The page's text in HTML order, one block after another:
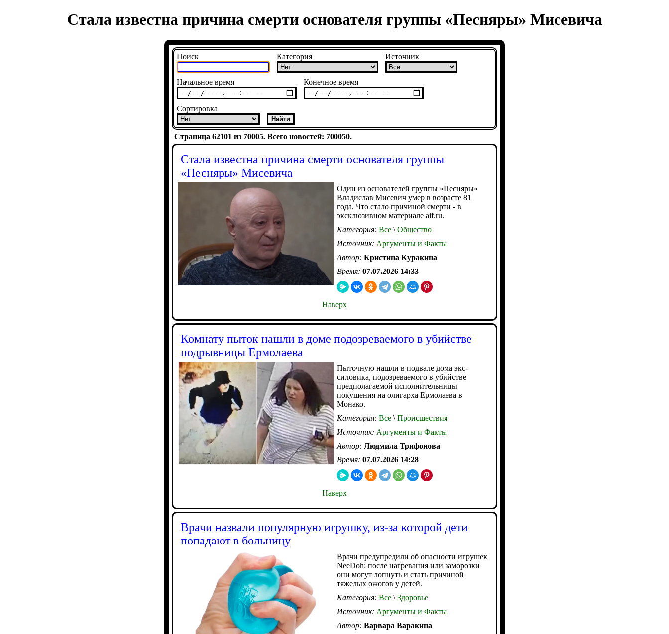
Стала известна причина смерти основателя группы «Песняры» Мисевича
Поиск Категория Источник
Начальное время Конечное время
Сортировка
Страница 62101 из 70005. Всего новостей: 700050.
Стала известна причина смерти основателя группы
«Песняры» Мисевича
Один из основателей группы «Песняры»
Владислав Мисевич умер в возрасте 81
года. Что стало причиной смерти - в
эксклюзивном материале aif.ru.
Категория: Все \ Общество
Источник: Аргументы и Факты
Автор: Кристина Куракина
Время: 07.07.2026 14:33
Наверх
Комнату пыток нашли в доме подозреваемого в убийстве
подрывницы Ермолаева
Пыточную нашли в подвале дома экс-
силовика, подозреваемого в убийстве
предполагаемой исполнительницы
покушения на олигарха Ермолаева в
Монако.
Категория: Все \ Происшествия
Источник: Аргументы и Факты
Автор: Людмила Трифонова
Время: 07.07.2026 14:28
Наверх
Врачи назвали популярную игрушку, из-за которой дети
попадают в больницу
Врачи предупредили об опасности игрушек
NeeDoh: после нагревания или заморозки
они могут лопнуть и стать причиной
тяжелых ожогов у детей.
Категория: Все \ Здоровье
Источник: Аргументы и Факты
Автор: Варвара Варакина